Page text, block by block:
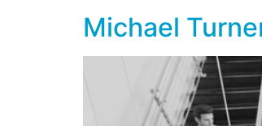
Michael